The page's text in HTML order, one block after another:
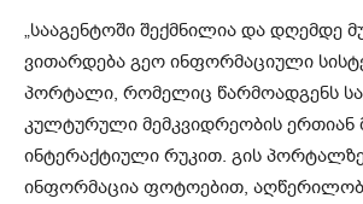
„სააგენტოში შექმნილია და დღემდე
ვითარდება გეო ინფორმაციული
პორტალი, რომელიც წარმოადგენს
კულტურული მემკვიდრეობის ერთიან
ინტერაქტიული რუკით. გის
ინფორმაცია ფოტოებით,